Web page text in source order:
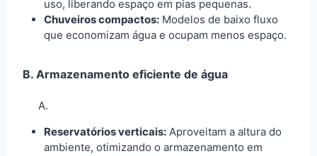
uso, liberando espaço em pias pequenas.
Chuveiros compactos: Modelos de baixo fluxo
que economizam água e ocupam menos espaço.
B. Armazenamento eficiente de água
Reservatórios verticais: Aproveitam a altura do
ambiente, otimizando o armazenamento em